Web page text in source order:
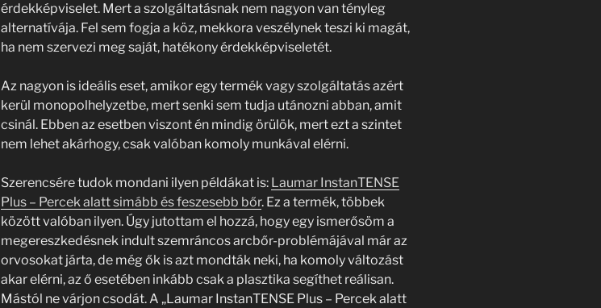
érdekképviselet. Mert a szolgáltatásnak nem nagyon van tényleg
alternatívája. Fel sem fogja a köz, mekkora veszélynek teszi ki magát,
ha nem szervezi meg saját, hatékony érdekképviseletét.
Az nagyon is ideális eset, amikor egy termék vagy szolgáltatás azért
kerül monopolhelyzetbe, mert senki sem tudja utánozni abban, amit
csinál. Ebben az esetben viszont én mindig örülök, mert ezt a szintet
nem lehet akárhogy, csak valóban komoly munkával elérni.
Szerencsére tudok mondani ilyen példákat is: Laumar InstanTENSE
Plus – Percek alatt simább és feszesebb bőr. Ez a termék, többek
között valóban ilyen. Úgy jutottam el hozzá, hogy egy ismerősöm a
megereszkedésnek indult szemráncos arcbőr-problémájával már az
orvosokat járta, de még ők is azt mondták neki, ha komoly változást
akar elérni, az ő esetében inkább csak a plasztika segíthet reálisan.
Mástól ne várjon csodát. A „Laumar InstanTENSE Plus – Percek alatt